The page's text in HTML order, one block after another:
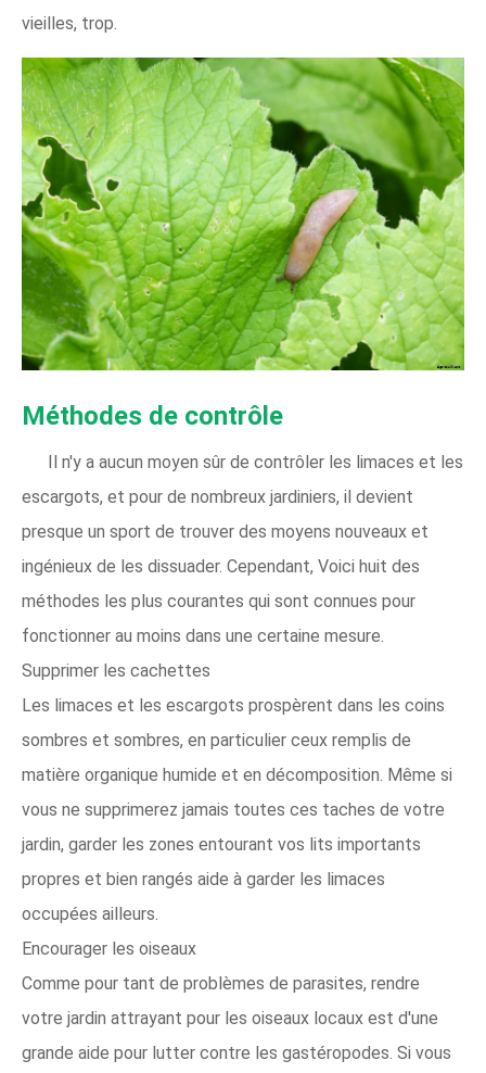
vieilles, trop.
Méthodes de contrôle
Il n'y a aucun moyen sûr de contrôler les limaces et les
escargots, et pour de nombreux jardiniers, il devient
presque un sport de trouver des moyens nouveaux et
ingénieux de les dissuader. Cependant, Voici huit des
méthodes les plus courantes qui sont connues pour
fonctionner au moins dans une certaine mesure.
Supprimer les cachettes
Les limaces et les escargots prospèrent dans les coins
sombres et sombres, en particulier ceux remplis de
matière organique humide et en décomposition. Même si
vous ne supprimerez jamais toutes ces taches de votre
jardin, garder les zones entourant vos lits importants
propres et bien rangés aide à garder les limaces
occupées ailleurs.
Encourager les oiseaux
Comme pour tant de problèmes de parasites, rendre
votre jardin attrayant pour les oiseaux locaux est d'une
grande aide pour lutter contre les gastéropodes. Si vous